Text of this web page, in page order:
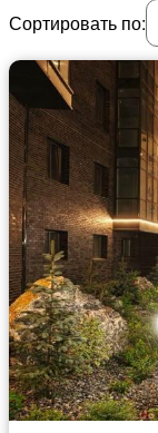
Сортировать по: